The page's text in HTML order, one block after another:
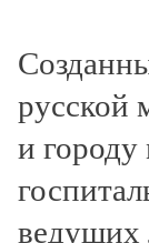
русской
и
ведущих